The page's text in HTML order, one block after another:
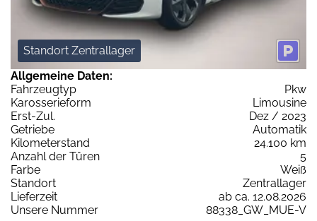
Standort Zentrallager
Allgemeine Daten:
Fahrzeugtyp
Pkw
Karosserieform
Limousine
Erst-Zul.
Dez / 2023
Getriebe
Automatik
Kilometerstand
24.100 km
Anzahl der Türen
5
Farbe
Weiß
Standort
Zentrallager
Lieferzeit
ab ca. 12.08.2026
Unsere Nummer
88338_GW_MUE-V